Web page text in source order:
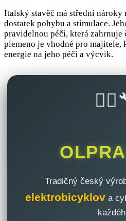
Italský stavěč má střední nároky
dostatek pohybu a stimulace.
pravidelnou péči, která zahrnuje
plemeno je vhodné pro majitele,
energie na jeho péči a výcvik.
Tradičný český
elektrobicyklov a